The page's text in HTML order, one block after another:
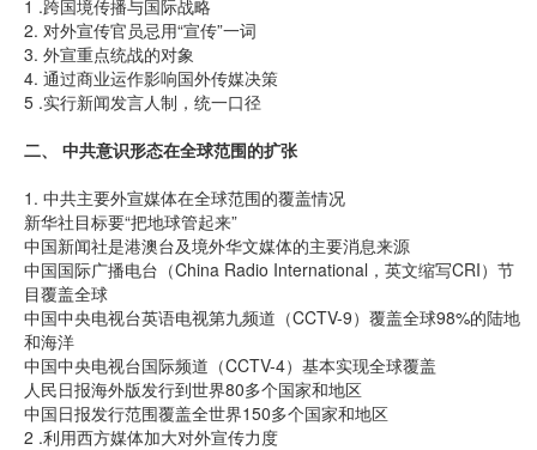
1 .跨国境传播与国际战略
2. 对外宣传官员忌用“宣传”一词
3. 外宣重点统战的对象
4. 通过商业运作影响国外传媒决策
5 .实行新闻发言人制，统一口径
二、 中共意识形态在全球范围的扩张
1. 中共主要外宣媒体在全球范围的覆盖情况
新华社目标要“把地球管起来”
中国新闻社是港澳台及境外华文媒体的主要消息来源
中国国际广播电台（China Radio International，英文缩写CRI）节
目覆盖全球
中国中央电视台英语电视第九频道（CCTV-9）覆盖全球98%的陆地
和海洋
中国中央电视台国际频道（CCTV-4）基本实现全球覆盖
人民日报海外版发行到世界80多个国家和地区
中国日报发行范围覆盖全世界150多个国家和地区
2 .利用西方媒体加大对外宣传力度